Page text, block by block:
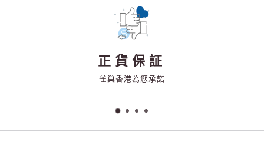
正貨保証
雀巢香港為您承諾